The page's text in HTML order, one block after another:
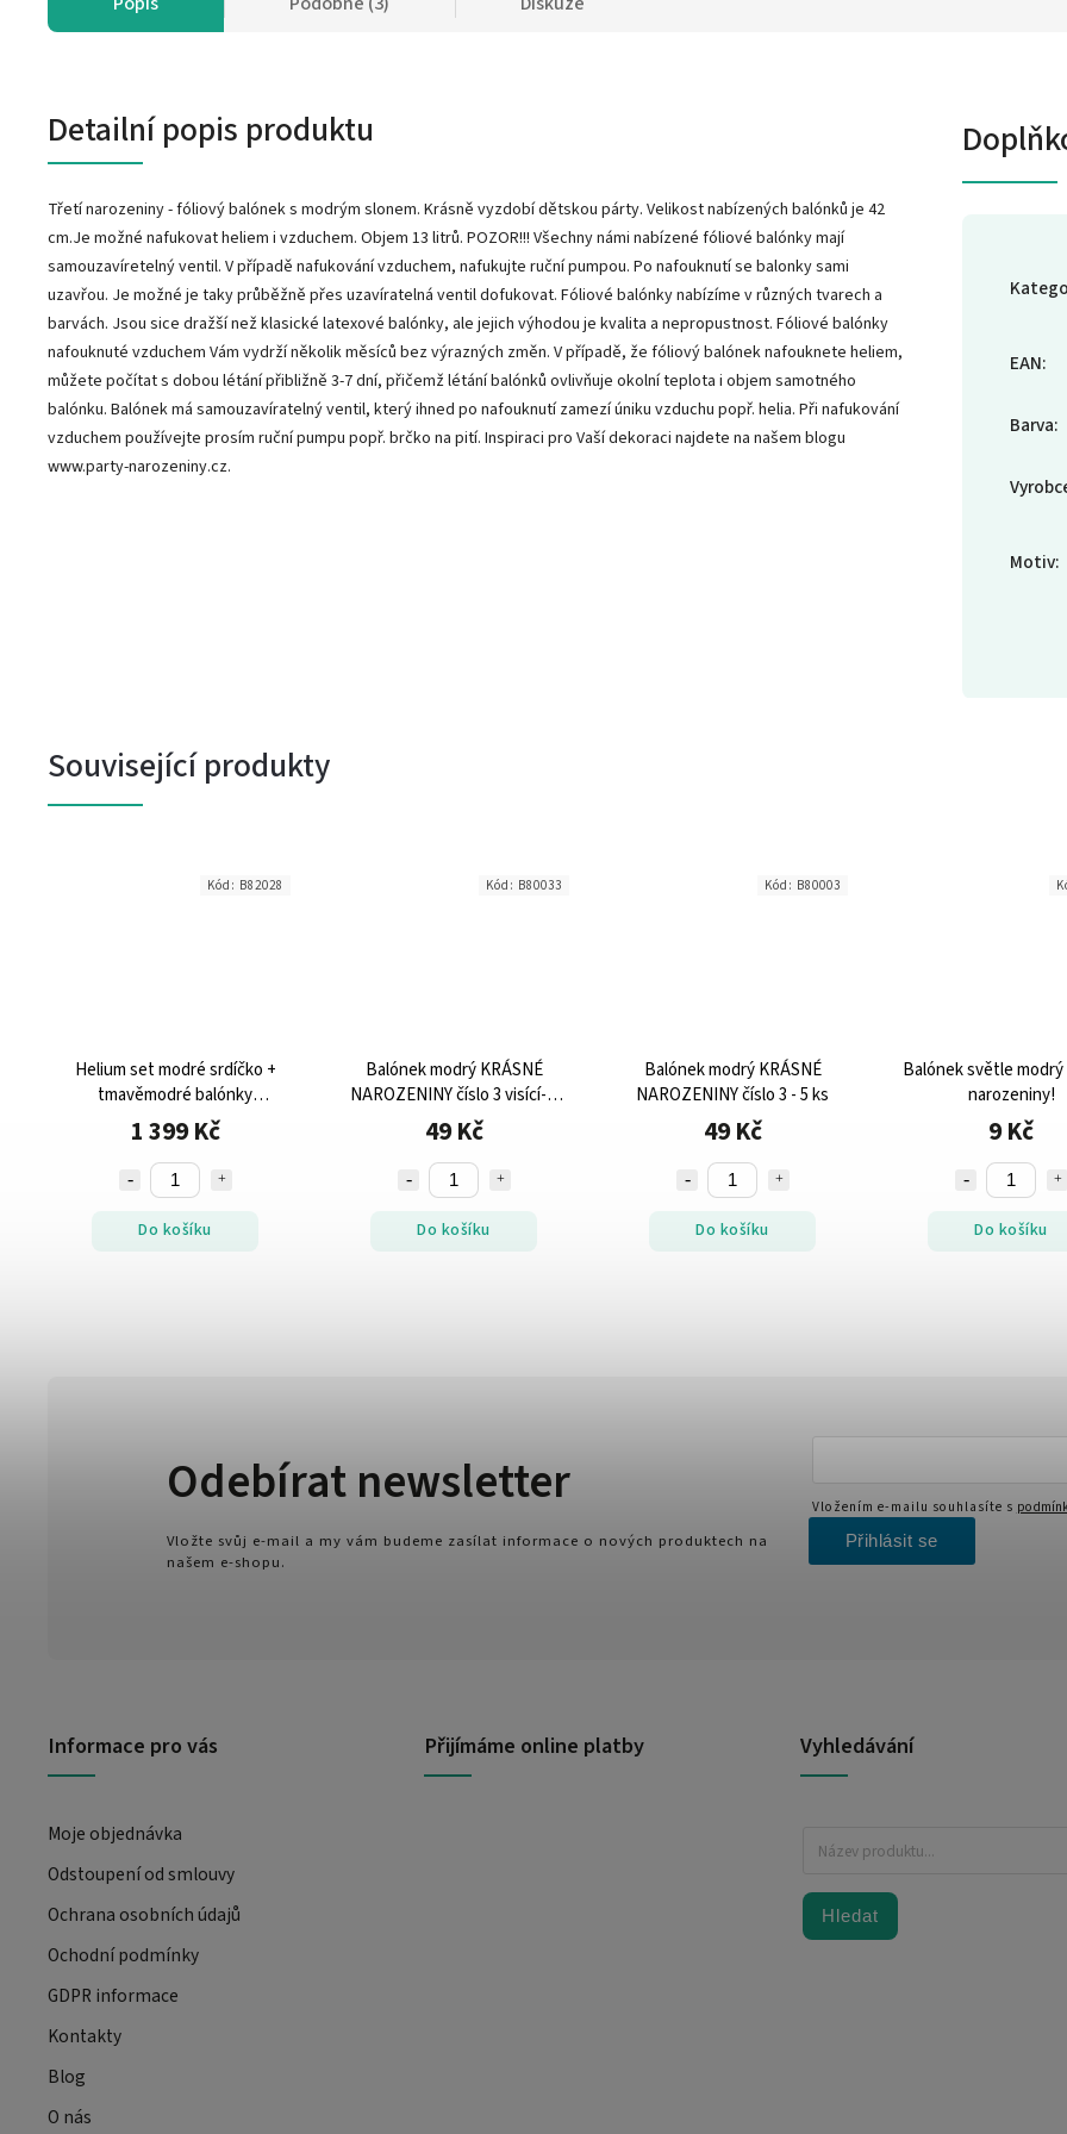
Detailní popis produktu
Třetí narozeniny - fóliový balónek s modrým slonem. Krásně vyzdobí dětskou párty. Velikost nabízených balónků je 42
cm.Je možné nafukovat heliem i vzduchem. Objem 13 litrů. POZOR!!! Všechny námi nabízené fóliové balónky mají
samouzavíretelný ventil. V případě nafukování vzduchem, nafukujte ruční pumpou. Po nafouknutí se balonky sami
uzavřou. Je možné je taky průběžně přes uzavíratelná ventil dofukovat. Fóliové balónky nabízíme v různých tvarech a
barvách. Jsou sice dražší než klasické latexové balónky, ale jejich výhodou je kvalita a nepropustnost. Fóliové balónky
nafouknuté vzduchem Vám vydrží několik měsíců bez výrazných změn. V případě, že fóliový balónek nafouknete heliem,
můžete počítat s dobou létání přibližně 3-7 dní, přičemž létání balónků ovlivňuje okolní teplota i objem samotného
balónku. Balónek má samouzavíratelný ventil, který ihned po nafouknutí zamezí úniku vzduchu popř. helia. Při nafukování
vzduchem používejte prosím ruční pumpu popř. brčko na pití. Inspiraci pro Vaší dekoraci najdete na našem blogu
www.party-narozeniny.cz.
EAN:
Barva:
Motiv:
Související produkty
Helium set modré srdíčko +
tmavěmodré balónky
KRÁSNÉ NAROZENINY
1 399 Kč
Do košíku
Kód: B82028
Balónek modrý KRÁSNÉ
NAROZENINY číslo 3 visící- 5
ks
49 Kč
Do košíku
Kód: B80033
Balónek modrý KRÁSNÉ
NAROZENINY číslo 3 - 5 ks
49 Kč
Do košíku
Kód: B80003
Balónek světle modrý
narozeniny!
9 Kč
Do košíku
Informace pro vás
Moje objednávka
Odstoupení od smlouvy
Ochrana osobních údajů
Ochodní podmínky
GDPR informace
Kontakty
Blog
O nás
Přijímáme online platby Vyhledávání
Hledat
Odebírat newsletter
Vložte svůj e-mail a my vám budeme zasílat informace o nových produktech na
našem e-shopu.
Vložením e-mailu souhlasíte s
Přihlásit se